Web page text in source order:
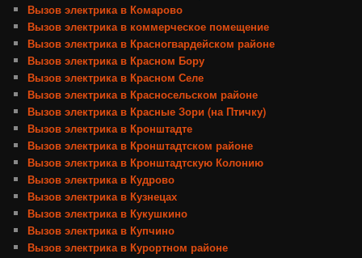
Вызов электрика в Комарово
Вызов электрика в коммерческое помещение
Вызов электрика в Красногвардейском районе
Вызов электрика в Красном Бору
Вызов электрика в Красном Селе
Вызов электрика в Красносельском районе
Вызов электрика в Красные Зори (на Птичку)
Вызов электрика в Кронштадте
Вызов электрика в Кронштадтском районе
Вызов электрика в Кронштадтскую Колонию
Вызов электрика в Кудрово
Вызов электрика в Кузнецах
Вызов электрика в Кукушкино
Вызов электрика в Купчино
Вызов электрика в Курортном районе